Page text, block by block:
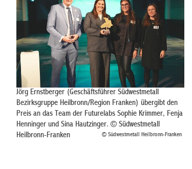
© Südwestmetall Heilbronn-Franken
Jörg Ernstberger (Geschäftsführer Südwestmetall
Bezirksgruppe Heilbronn/Region Franken) übergibt den
Preis an das Team der Futurelabs Sophie Krimmer, Fenja
Henninger und Sina Hautzinger. © Südwestmetall
Heilbronn-Franken